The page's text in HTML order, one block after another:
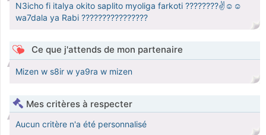
N3icho fi italya okito saplito myoliga farkoti ????????✌️☺️☺️
wa7dala ya Rabi ????????????????
Ce que j'attends de mon partenaire
Mizen w s8ir w ya9ra w mizen
Mes critères à respecter
Aucun critère n'a été personnalisé